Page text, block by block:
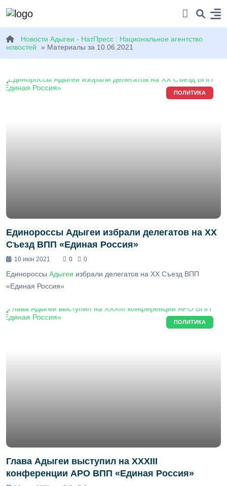
Новости Адыгеи - НатПресс : Национальное агентство
новостей
» Материалы за 10.06.2021
ПОЛИТИКА
Единороссы Адыгеи избрали делегатов на XX
Съезд ВПП «Единая Россия»
10 июн 2021 0 0
Единороссы Адыгеи избрали делегатов на XX Съезд ВПП
«Единая Россия»
ПОЛИТИКА
Глава Адыгеи выступил на XXXIII
конференции АРО ВПП «Единая Россия»